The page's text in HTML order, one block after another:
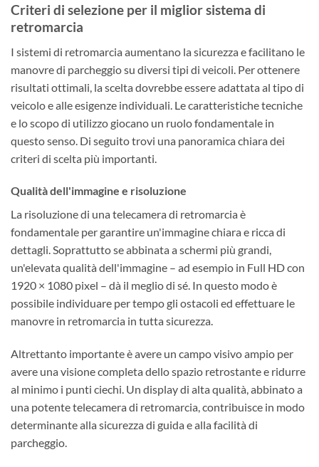
Criteri di selezione per il miglior sistema di
retromarcia
I sistemi di retromarcia aumentano la sicurezza e facilitano le
manovre di parcheggio su diversi tipi di veicoli. Per ottenere
risultati ottimali, la scelta dovrebbe essere adattata al tipo di
veicolo e alle esigenze individuali. Le caratteristiche tecniche
e lo scopo di utilizzo giocano un ruolo fondamentale in
questo senso. Di seguito trovi una panoramica chiara dei
criteri di scelta più importanti.
Qualità dell'immagine e risoluzione
La risoluzione di una telecamera di retromarcia è
fondamentale per garantire un'immagine chiara e ricca di
dettagli. Soprattutto se abbinata a schermi più grandi,
un'elevata qualità dell'immagine – ad esempio in Full HD con
1920 × 1080 pixel – dà il meglio di sé. In questo modo è
possibile individuare per tempo gli ostacoli ed effettuare le
manovre in retromarcia in tutta sicurezza.
Altrettanto importante è avere un campo visivo ampio per
avere una visione completa dello spazio retrostante e ridurre
al minimo i punti ciechi. Un display di alta qualità, abbinato a
una potente telecamera di retromarcia, contribuisce in modo
determinante alla sicurezza di guida e alla facilità di
parcheggio.